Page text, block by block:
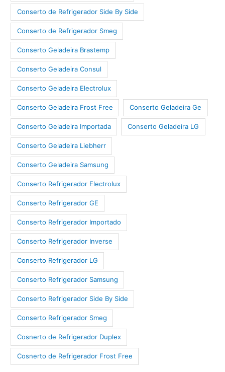
Conserto de Refrigerador Side By Side
Conserto de Refrigerador Smeg
Conserto Geladeira Brastemp
Conserto Geladeira Consul
Conserto Geladeira Electrolux
Conserto Geladeira Frost Free Conserto Geladeira Ge
Conserto Geladeira Importada Conserto Geladeira LG
Conserto Geladeira Liebherr
Conserto Geladeira Samsung
Conserto Refrigerador Electrolux
Conserto Refrigerador GE
Conserto Refrigerador Importado
Conserto Refrigerador Inverse
Conserto Refrigerador LG
Conserto Refrigerador Samsung
Conserto Refrigerador Side By Side
Conserto Refrigerador Smeg
Cosnerto de Refrigerador Duplex
Cosnerto de Refrigerador Frost Free